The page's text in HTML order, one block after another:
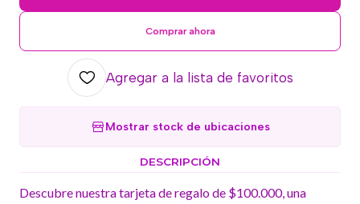
Comprar ahora
Agregar a la lista de favoritos
Mostrar stock de ubicaciones
DESCRIPCIÓN
Descubre nuestra tarjeta de regalo de $100.000, una